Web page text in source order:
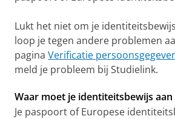
Lukt het niet om je
loop je tegen andere problemen
pagina Verificatie
meld je probleem bij Studielink.
Waar moet je identiteitsbewijs
Je paspoort of Europese